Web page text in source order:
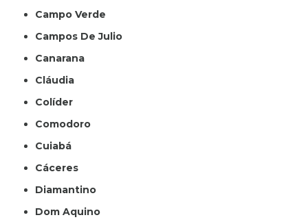
Campo Verde
Campos De Julio
Canarana
Cláudia
Colíder
Comodoro
Cuiabá
Cáceres
Diamantino
Dom Aquino